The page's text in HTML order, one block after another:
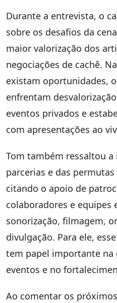
Durante a entrevista, o
sobre os desafios da
maior valorização dos
negociações de cachê.
existam oportunidades,
enfrentam
eventos privados e
com apresentações ao
Tom também ressaltou
parcerias e das
citando o apoio de
colaboradores e equipes
sonorização, filmagem,
divulgação. Para ele,
tem papel importante na
eventos e no
Ao comentar os